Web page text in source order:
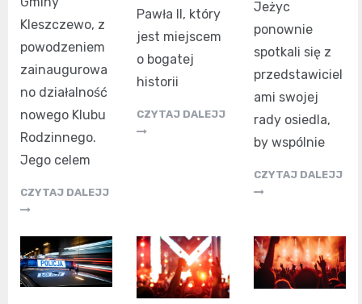
Kleszczewo, z
powodzeniem
zainaugurowa
no działalność
nowego Klubu
Rodzinnego.
Jego celem
CZYTAJ DALEJJ
Pawła II, który
jest miejscem
o bogatej
historii
CZYTAJ DALEJJ
Jeżyc
ponownie
spotkali się z
przedstawiciel
ami swojej
rady osiedla,
by wspólnie
CZYTAJ DALEJJ